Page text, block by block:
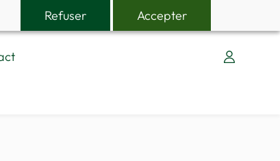
Refuser Accepter